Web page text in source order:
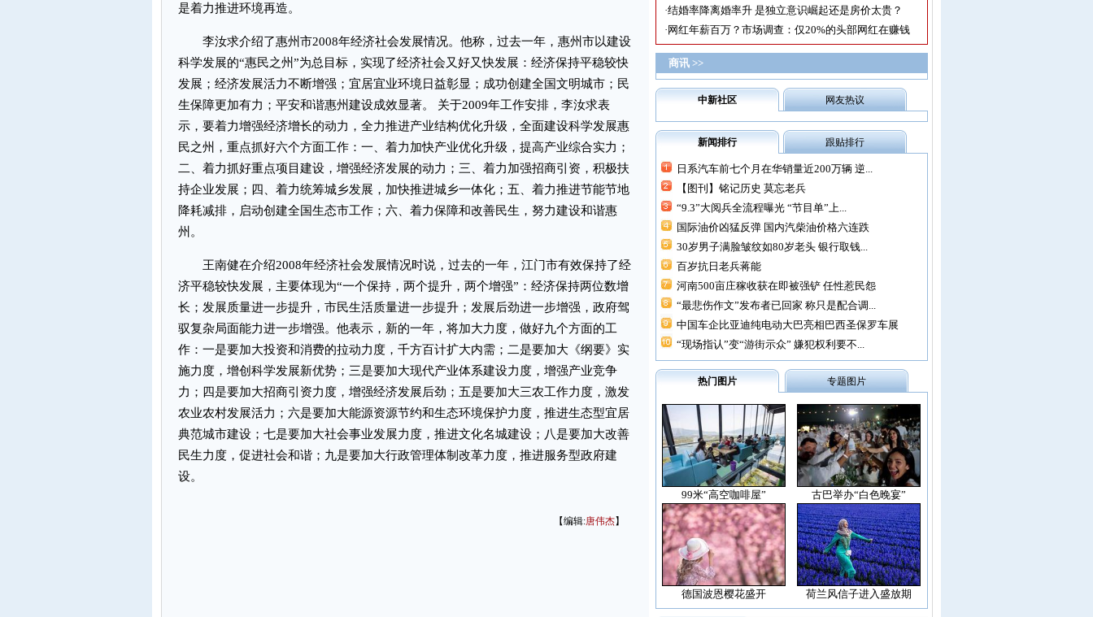
是着力推进环境再造。
李汝求介绍了惠州市2008年经济社会发展情况。他称，过去一年，惠州市以建设
科学发展的“惠民之州”为总目标，实现了经济社会又好又快发展：经济保持平稳较快
发展；经济发展活力不断增强；宜居宜业环境日益彰显；成功创建全国文明城市；民
生保障更加有力；平安和谐惠州建设成效显著。 关于2009年工作安排，李汝求表
示，要着力增强经济增长的动力，全力推进产业结构优化升级，全面建设科学发展惠
民之州，重点抓好六个方面工作：一、着力加快产业优化升级，提高产业综合实力；
二、着力抓好重点项目建设，增强经济发展的动力；三、着力加强招商引资，积极扶
持企业发展；四、着力统筹城乡发展，加快推进城乡一体化；五、着力推进节能节地
降耗减排，启动创建全国生态市工作；六、着力保障和改善民生，努力建设和谐惠
州。
王南健在介绍2008年经济社会发展情况时说，过去的一年，江门市有效保持了经
济平稳较快发展，主要体现为“一个保持，两个提升，两个增强”：经济保持两位数增
长；发展质量进一步提升，市民生活质量进一步提升；发展后劲进一步增强，政府驾
驭复杂局面能力进一步增强。他表示，新的一年，将加大力度，做好九个方面的工
作：一是要加大投资和消费的拉动力度，千方百计扩大内需；二是要加大《纲要》实
施力度，增创科学发展新优势；三是要加大现代产业体系建设力度，增强产业竞争
力；四是要加大招商引资力度，增强经济发展后劲；五是要加大三农工作力度，激发
农业农村发展活力；六是要加大能源资源节约和生态环境保护力度，推进生态型宜居
典范城市建设；七是要加大社会事业发展力度，推进文化名城建设；八是要加大改善
民生力度，促进社会和谐；九是要加大行政管理体制改革力度，推进服务型政府建
设。
【编辑:唐伟杰】
·结婚率降离婚率升 是独立意识崛起还是房价太贵？
· 网红年薪百万？市场调查：仅20%的头部网红在赚钱
商讯 >>
中新社区 网友热议
新闻排行 跟贴排行
日系汽车前七个月在华销量近200万辆 逆...
【图刊】铭记历史 莫忘老兵
“9.3”大阅兵全流程曝光 “节目单”上...
国际油价凶猛反弹 国内汽柴油价格六连跌
30岁男子满脸皱纹如80岁老头 银行取钱...
百岁抗日老兵蒋能
河南500亩庄稼收获在即被强铲 任性惹民怨
“最悲伤作文”发布者已回家 称只是配合调...
中国车企比亚迪纯电动大巴亮相巴西圣保罗车展
“现场指认”变“游街示众” 嫌犯权利要不...
热门图片 专题图片
99米“高空咖啡屋” 古巴举办“白色晚宴”
德国波恩樱花盛开 荷兰风信子进入盛放期